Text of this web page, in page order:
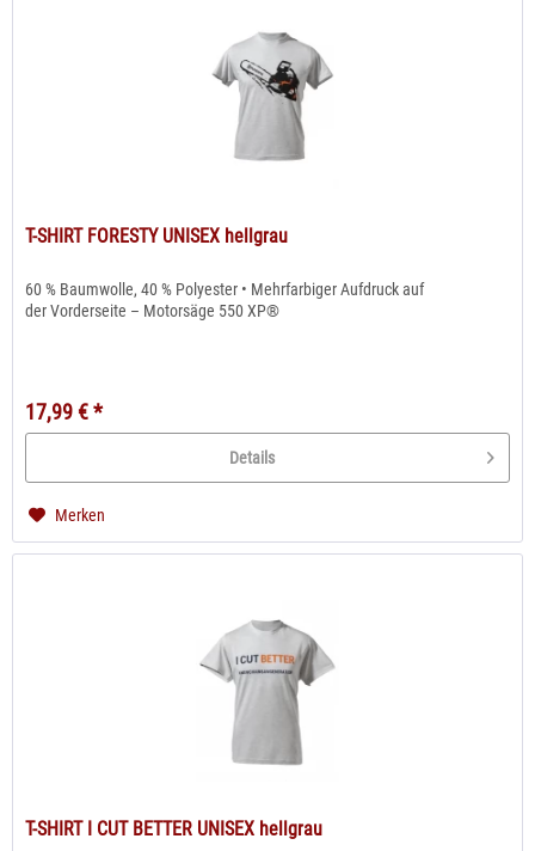
T-SHIRT FORESTY UNISEX hellgrau
60 % Baumwolle, 40 % Polyester • Mehrfarbiger Aufdruck auf
der Vorderseite – Motorsäge 550 XP®
17,99 € *
Details
Merken
T-SHIRT I CUT BETTER UNISEX hellgrau